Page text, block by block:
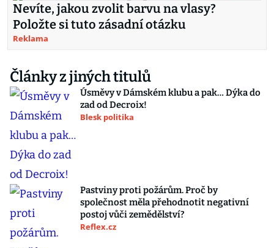
Nevíte, jakou zvolit barvu na vlasy?
Položte si tuto zásadní otázku
Reklama
Články z jiných titulů
Úsměvy v Dámském klubu a pak… Dýka do
zad od Decroix!
Blesk politika
Pastviny proti požárům. Proč by
společnost měla přehodnotit negativní
postoj vůči zemědělství?
Reflex.cz